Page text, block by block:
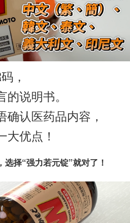
，
说明书。
认医药品内容，
大优点！
择“强力若元锭”就对了！